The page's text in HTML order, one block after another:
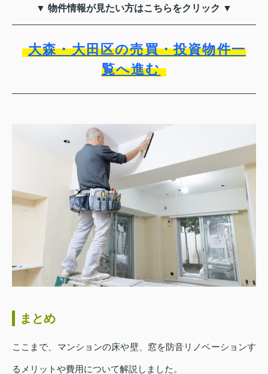
▼ 物件情報が見たい方はこちらをクリック ▼
大森・大田区の売買・投資物件一
覧へ進む
まとめ
ここまで、マンションの床や壁、窓を防音リノベーションす
るメリットや費用について解説しました。